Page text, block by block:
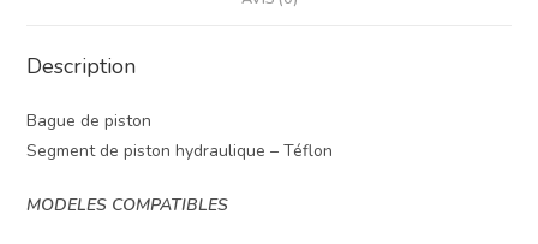
Description
Bague de piston
Segment de piston hydraulique – Téflon
MODELES COMPATIBLES